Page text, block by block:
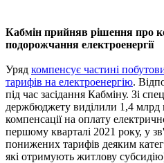
Кабмін прийняв рішення про
подорожчання електроенергії
Уряд компенсує частині
тарифів на електроенергію.
під час засідання Кабміну. Зі
держбюджету виділили 1,4 млрд
компенсації на оплату
першому кварталі 2021 року, у
понижених тарифів деяким
які отримують житлову